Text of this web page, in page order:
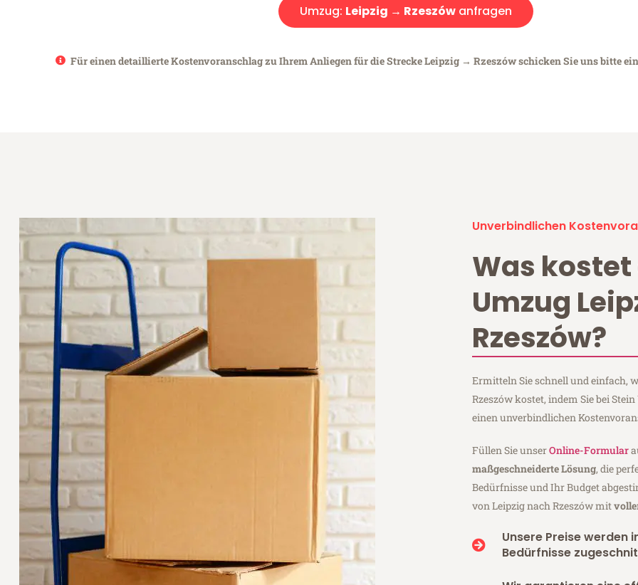
Umzug: Leipzig → Rzeszów anfragen
Für einen detaillierte Kostenvoranschlag zu Ihrem Anliegen für die Strecke Leipzig → Rzeszów schicken Sie uns bitte
Unverbindlichen
Was kostet
Umzug
Rzeszów?
Ermitteln Sie schnell und einfach,
Rzeszów kostet, indem Sie bei
einen unverbindlichen
Füllen Sie unserOnline-Formular
maßgeschneiderte Lösung, die
Bedürfnisse und Ihr Budget
von Leipzig nach Rzeszów mit
Unsere Preise werden
Bedürfnisse